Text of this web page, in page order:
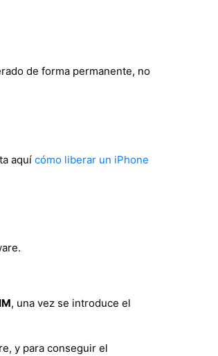
de forma permanente, no
aquí cómo liberar un iPhone
, una vez se introduce el
y para conseguir el